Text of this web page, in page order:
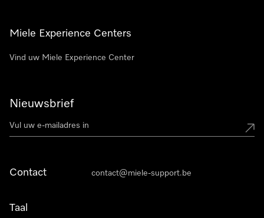
Miele Experience Centers
Vind uw Miele Experience Center
Nieuwsbrief
Contact contact@miele-support.be
Taal